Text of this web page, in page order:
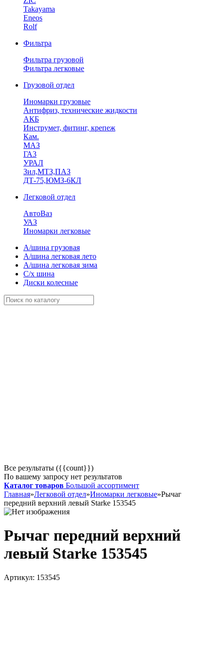
Takayama
Eneos
Rolf
Фильтра
Фильтра грузовой
Фильтра легковые
Грузовой отдел
Иномарки грузовые
Антифриз, технические жидкости
АКБ
Инструмет, фитинг, крепеж
Кам.
МАЗ
ГА3
УРАЛ
Зил,МТЗ,ПАЗ
ДТ-75,ЮМЗ-6КЛ
Легковой отдел
АвтоВаз
УАЗ
Иномарки легковые
А/шина грузовая
А/шина легковая лето
А/шина легковая зима
С/х шина
Диски колесные
Все результаты ({{count}})
По вашему запросу нет результатов
Каталог товаров Большой ассортимент
Главная»Легковой отдел»Иномарки легковые»Рычаг
передний верхний левый Starke 153545
Рычаг передний верхний
левый Starke 153545
Артикул: 153545